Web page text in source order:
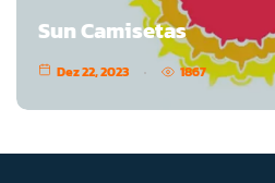
Sun Camisetas
Dez 22, 2023 1867